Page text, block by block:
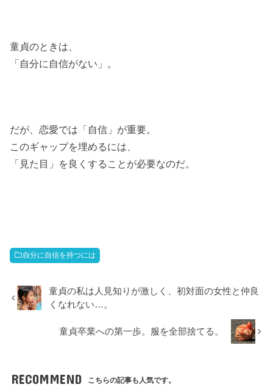
童貞のときは、
「自分に自信がない」。
だが、恋愛では「自信」が重要。
このギャップを埋めるには、
「見た目」を良くすることが必要なのだ。
自分に自信を持つには
童貞の私は人見知りが激しく、初対面の女性と仲良
くなれない…。
童貞卒業への第一歩。服を全部捨てる。
RECOMMEND こちらの記事も人気です。